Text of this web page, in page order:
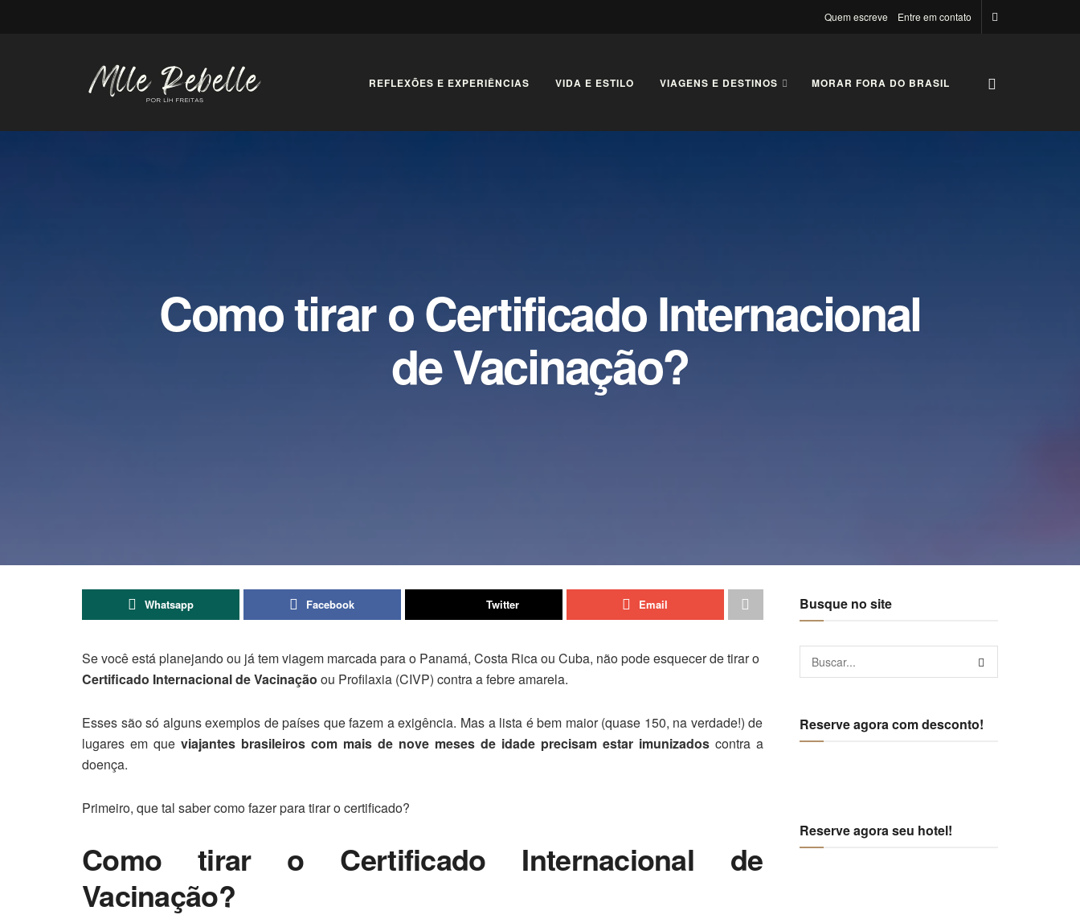
Quem escreve Entre em contato
REFLEXÕES E EXPERIÊNCIAS VIDA E ESTILO VIAGENS E DESTINOS MORAR FORA DO BRASIL
Como tirar o Certificado Internacional
de Vacinação?
Whatsapp Facebook Twitter Email
Se você está planejando ou já tem viagem marcada para o Panamá, Costa Rica ou Cuba, não pode esquecer de tirar o
Certificado Internacional de Vacinação ou Profilaxia (CIVP) contra a febre amarela.
Esses são só alguns exemplos de países que fazem a exigência. Mas a lista é bem maior (quase 150, na verdade!) de
lugares em que viajantes brasileiros com mais de nove meses de idade precisam estar imunizadoscontra a
doença.
Primeiro, que tal saber como fazer para tirar o certificado?
Como tirar o Certificado Internacional de
Vacinação?
Busque no site
Reserve agora com desconto!
Reserve agora seu hotel!